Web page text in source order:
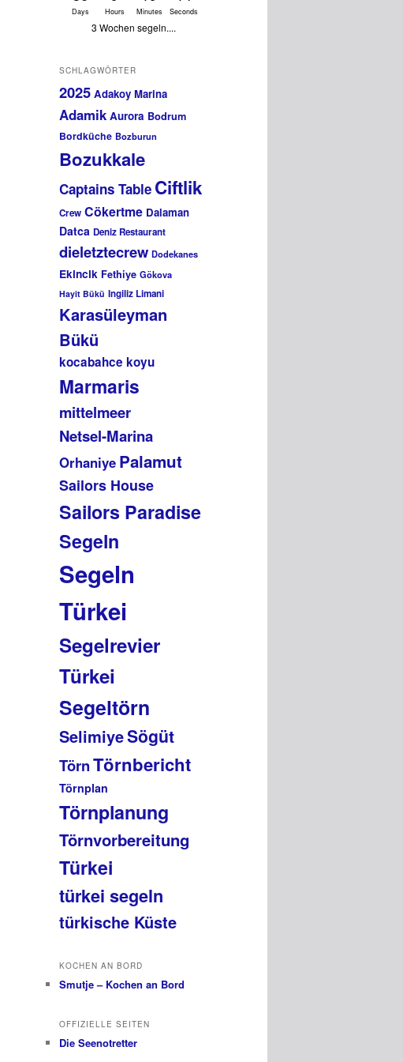
Days Hours Minutes Seconds
3 Wochen segeln....
SCHLAGWÖRTER
2025 Adakoy Marina
Adamik Aurora Bodrum
Bordküche Bozburun
Bozukkale
Captains Table Ciftlik
Crew Cökertme Dalaman
Datca Deniz Restaurant
dieletztecrew Dodekanes
Ekincik Fethiye Gökova
Hayit Bükü Ingiliz Limani
Karasüleyman
Bükü
kocabahce koyu
Marmaris
mittelmeer
Netsel-Marina
Orhaniye Palamut
Sailors House
Sailors Paradise
Segeln
Segeln
Türkei
Segelrevier
Türkei
Segeltörn
SelimiyeSögüt
TörnTörnbericht
Törnplan
Törnplanung
Törnvorbereitung
Türkei
türkei segeln
türkische Küste
KOCHEN AN BORD
Smutje – Kochen an Bord
OFFIZIELLE SEITEN
Die Seenotretter